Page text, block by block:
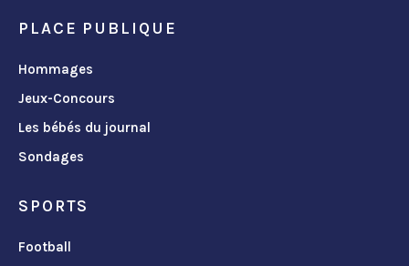
PLACE PUBLIQUE
Hommages
Jeux-Concours
Les bébés du journal
Sondages
SPORTS
Football